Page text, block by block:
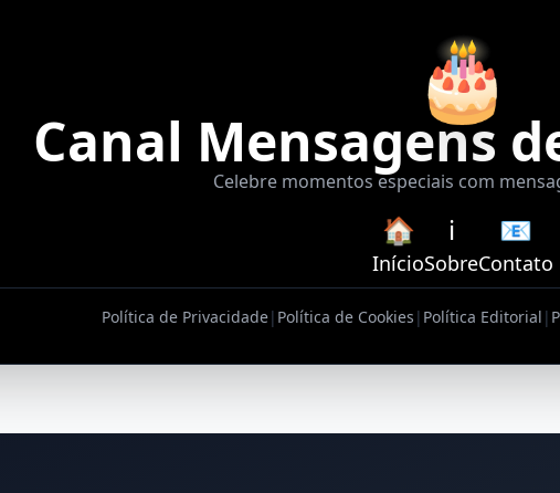
🎂
Canal Mensagens
Celebre momentos especiais com
🏠
Início
ℹ️
Sobre
📧
Contato
Política de Privacidade| Política de Cookies | Política Editorial |